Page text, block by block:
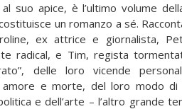
suo apice, è l’ultimo volume
un romanzo a sé.
ex attrice e giornalista,
radical, e Tim, regista
delle loro vicende
amore e morte, del loro modo di
e dell’arte – l’altro grande